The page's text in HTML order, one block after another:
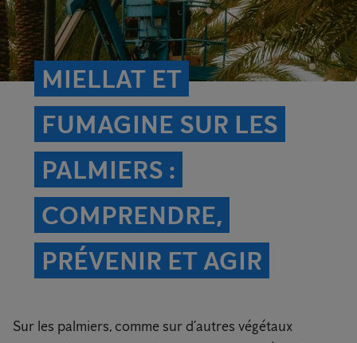
MIELLAT ET
FUMAGINE SUR LES
PALMIERS :
COMPRENDRE,
PRÉVENIR ET AGIR
Sur les palmiers, comme sur d’autres végétaux